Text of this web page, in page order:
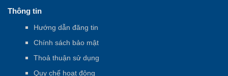
Thông tin
Hướng dẫn đăng tin
Chính sách bảo mật
Thoả thuận sử dụng
Quy chế hoạt động